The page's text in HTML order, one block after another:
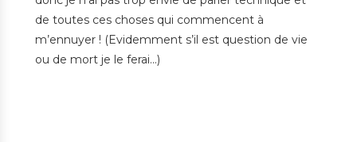
de toutes ces choses qui commencent à
m’ennuyer ! (Evidemment s’il est question de vie
ou de mort je le ferai…)